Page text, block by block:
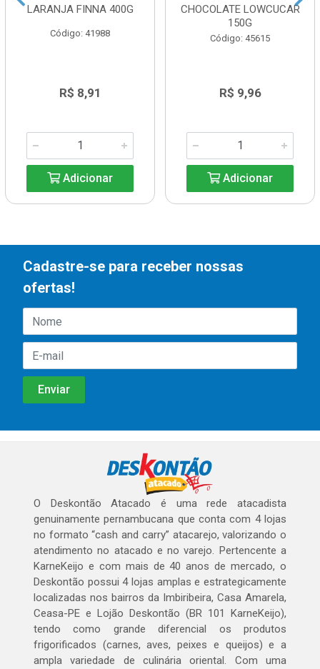
LARANJA FINNA 400G
Código: 41988
R$ 8,91
Adicionar
CHOCOLATE LOWCUCAR
150G
Código: 45615
R$ 9,96
Adicionar
Cadastre-se para receber nossas
ofertas!
O Deskontão Atacado é uma rede atacadista
genuinamente pernambucana que conta com 4 lojas
no formato “cash and carry” atacarejo, valorizando o
atendimento no atacado e no varejo. Pertencente a
KarneKeijo e com mais de 40 anos de mercado, o
Deskontão possui 4 lojas amplas e estrategicamente
localizadas nos bairros da Imbiribeira, Casa Amarela,
Ceasa-PE e Lojão Deskontão (BR 101 KarneKeijo),
tendo como grande diferencial os produtos
frigorificados (carnes, aves, peixes e queijos) e a
ampla variedade de culinária oriental. Com uma